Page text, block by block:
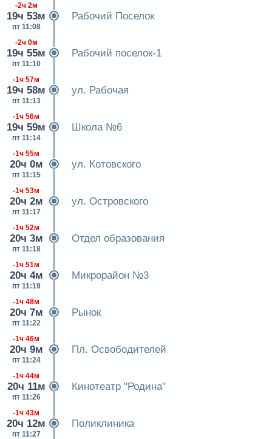
-2ч 2м
19ч 53м
пт 11:08
Рабочий Поселок
-2ч 0м
19ч 55м
пт 11:10
Рабочий поселок-1
-1ч 57м
19ч 58м
пт 11:13
ул. Рабочая
-1ч 56м
19ч 59м
пт 11:14
Школа №6
-1ч 55м
20ч 0м
пт 11:15
ул. Котовского
-1ч 53м
20ч 2м
пт 11:17
ул. Островского
-1ч 52м
20ч 3м
пт 11:18
Отдел образования
-1ч 51м
20ч 4м
пт 11:19
Микрорайон №3
-1ч 48м
20ч 7м
пт 11:22
Рынок
-1ч 46м
20ч 9м
пт 11:24
Пл. Освободителей
-1ч 44м
20ч 11м
пт 11:26
Кинотеатр "Родина"
-1ч 43м
20ч 12м
пт 11:27
Поликлиника